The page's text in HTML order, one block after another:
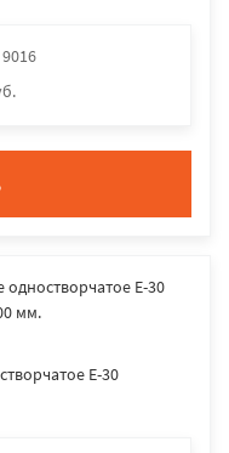
E-30